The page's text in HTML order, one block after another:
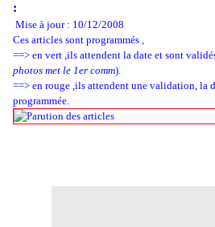
:
Mise à jour : 10/12/2008
Ces articles sont programmés ,
==> en vert ,ils attendent la date et sont
photos met le 1er comm).
==> en rouge ,ils attendent une validation, la
programmée.